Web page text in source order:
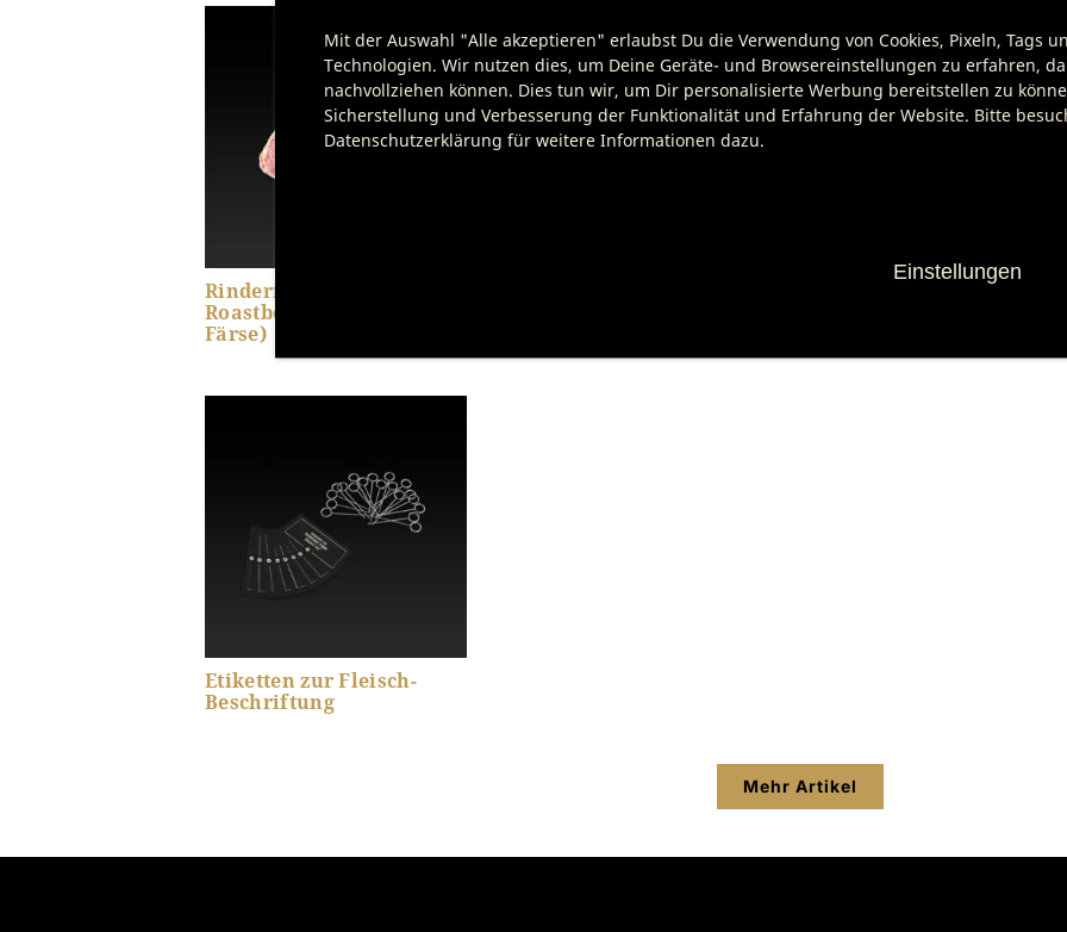
Rinderrücken Halb
Roastbeef (Deutsche
Färse)
Schweinerücken Ganz
Etiketten zur Fleisch-
Beschriftung
Mehr Artikel
Mit der Auswahl "Alle akzeptieren" erlaubst Du die Verwendung von Cookies, Pixeln, Tags
Technologien. Wir nutzen dies, um Deine Geräte- und Browsereinstellungen zu erfahren,
nachvollziehen können. Dies tun wir, um Dir personalisierte Werbung bereitstellen zu
Sicherstellung und Verbesserung der Funktionalität und Erfahrung der Website. Bitte
Datenschutzerklärung für weitere Informationen dazu.
Einstellungen